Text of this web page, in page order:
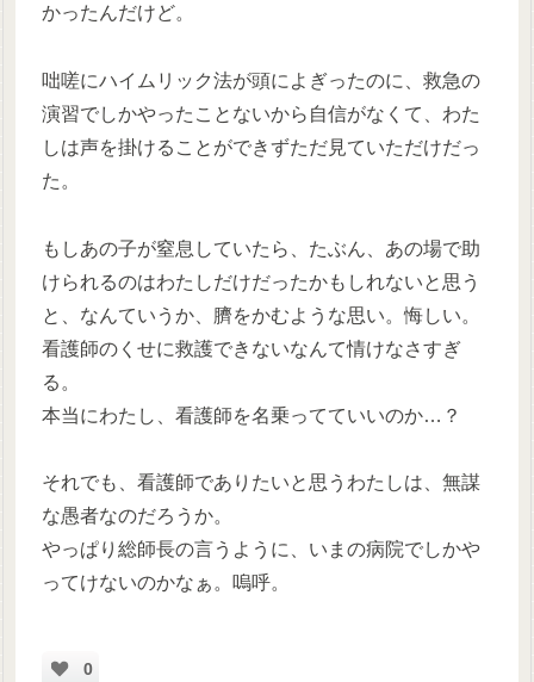
かったんだけど。
咄嗟にハイムリック法が頭によぎったのに、救急の
演習でしかやったことないから自信がなくて、わた
しは声を掛けることができずただ見ていただけだっ
た。
もしあの子が窒息していたら、たぶん、あの場で助
けられるのはわたしだけだったかもしれないと思う
と、なんていうか、臍をかむような思い。悔しい。
看護師のくせに救護できないなんて情けなさすぎ
る。
本当にわたし、看護師を名乗ってていいのか…？
それでも、看護師でありたいと思うわたしは、無謀
な愚者なのだろうか。
やっぱり総師長の言うように、いまの病院でしかや
ってけないのかなぁ。嗚呼。
0